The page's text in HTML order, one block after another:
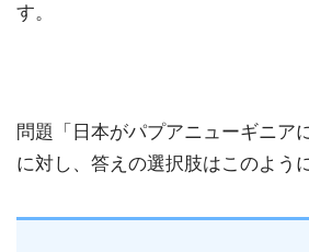
す。
問題「日本がパプアニューギニア
に対し、答えの選択肢はこのよう